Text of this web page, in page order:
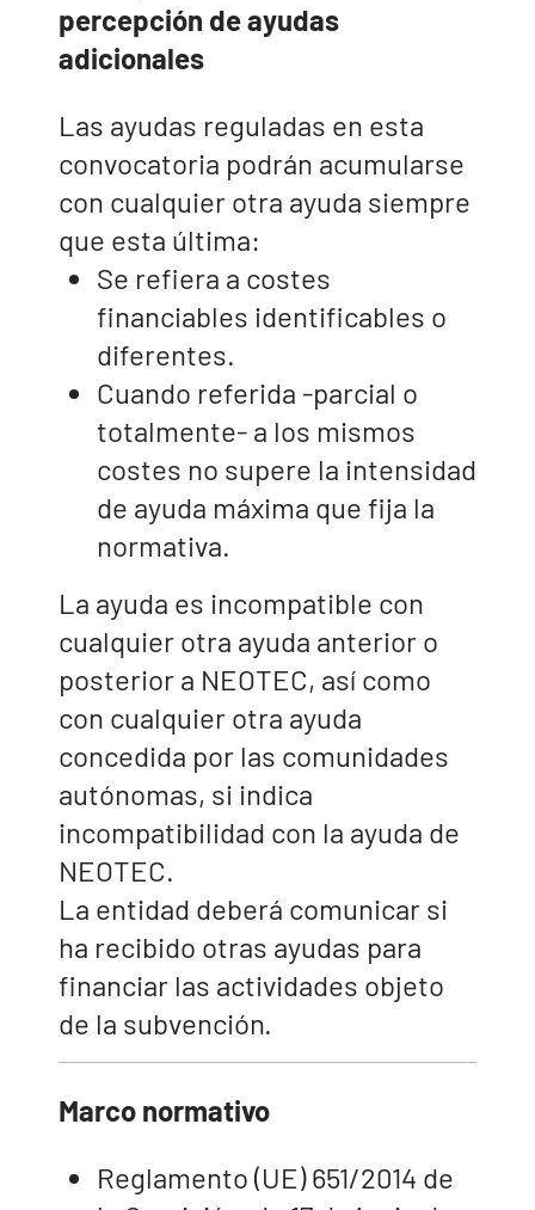
percepción de ayudas
adicionales
Las ayudas reguladas en esta
convocatoria podrán acumularse
con cualquier otra ayuda siempre
que esta última:
Se refiera a costes
financiables identificables o
diferentes.
Cuando referida -parcial o
totalmente- a los mismos
costes no supere la intensidad
de ayuda máxima que fija la
normativa.
La ayuda es incompatible con
cualquier otra ayuda anterior o
posterior a NEOTEC, así como
con cualquier otra ayuda
concedida por las comunidades
autónomas, si indica
incompatibilidad con la ayuda de
NEOTEC.
La entidad deberá comunicar si
ha recibido otras ayudas para
financiar las actividades objeto
de la subvención.
Marco normativo
Reglamento (UE) 651/2014 de